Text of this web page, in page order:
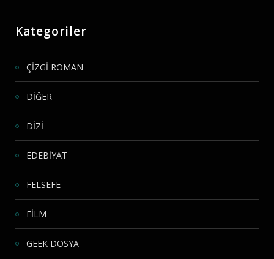
Kategoriler
ÇİZGİ ROMAN
DİĞER
DİZİ
EDEBİYAT
FELSEFE
FİLM
GEEK DOSYA